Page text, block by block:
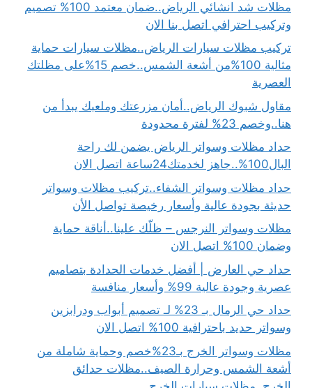
مظلات شد انشائي الرياض..ضمان معتمد 100% تصميم
وتركيب احترافي اتصل بنا الان
تركيب مظلات سيارات الرياض..مظلات سيارات حماية
مثالية 100%من أشعة الشمس..خصم 15%على مظلتك
العصرية
مقاول شبوك الرياض..أمان مزرعتك وملعبك يبدأ من
هنا..وخصم 23% لفترة محدودة
حداد مظلات وسواتر الرياض يضمن لك راحة
البال100%..جاهز لخدمتك24ساعة اتصل الان
حداد مظلات وسواتر الشفاء..تركيب مظلات وسواتر
حديثة بجودة عالية وأسعار رخيصة تواصل الأن
مظلات وسواتر النرجس – ظلّك علينا..أناقة حماية
وضمان 100% اتصل الان
حداد حي العارض | أفضل خدمات الحدادة بتصاميم
عصرية وجودة عالية 99% وأسعار منافسة
حداد حي الرمال بـ 23% لـ تصميم أبواب ودرابزين
وسواتر حديد باحترافية 100% اتصل الان
مظلات وسواتر الخرج بـ23%خصم وحماية شاملة من
أشعة الشمس وحرارة الصيف..مظلات حدائق